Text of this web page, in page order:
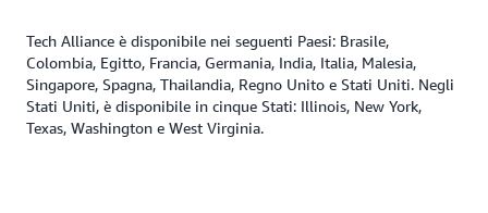
Tech Alliance è disponibile nei seguenti Paesi: Brasile,
Colombia, Egitto, Francia, Germania, India, Italia, Malesia,
Singapore, Spagna, Thailandia, Regno Unito e Stati Uniti. Negli
Stati Uniti, è disponibile in cinque Stati: Illinois, New York,
Texas, Washington e West Virginia.